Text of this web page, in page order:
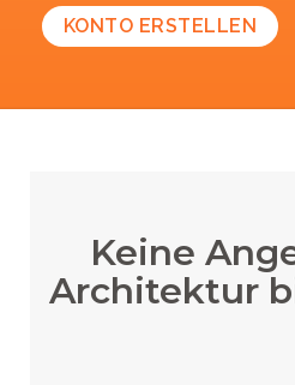
KONTO ERSTELLEN
Keine
Architektur